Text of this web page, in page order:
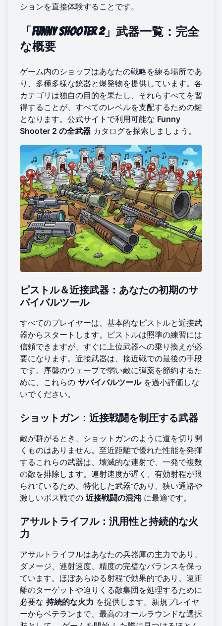
ションを直接体験することです。
「Funny Shooter 2」武器一覧：完全
な概要
ゲーム内のショップはあなたの戦略を練る場所であ
り、多種多様な銃器と爆発物を提供しています。各
カテゴリは独自の目的を果たし、それらすべてを習
得することが、すべてのレベルを支配するための鍵
となります。公式サイトで利用可能な Funny
Shooter 2 の全武器 カタログを探索しましょう。
ピストル＆近接武器：あなたの初期のサ
バイバルツール
すべてのプレイヤーは、基本的なピストルと近接武
器からスタートします。ピストルは照準の練習には
信頼できますが、すぐに上位武器への乗り換えが必
要になります。近接武器は、接近戦での最後の手段
です。序盤のウェーブで弱い敵に弾薬を節約するた
めに、これらの サバイバルツールを過小評価しな
いでください。
ショットガン：近接戦闘を制圧する武器
敵が群がるとき、ショットガンのように道を切り開
くものはありません。至近距離で優れた性能を発揮
するこれらの武器は、壊滅的な連射で、一発で複数
の敵を排除します。連射速度が遅く、有効射程が限
られているため、特化した武器であり、狭い通路や
激しいボス戦での 近接戦闘の混沌に最適です。
アサルトライフル：汎用性と持続的な火
力
アサルトライフルはあなたの兵器庫の主力であり、
ダメージ、連射速度、精度の完璧なバランスを保っ
ています。ほぼあらゆる射程で効果的であり、遠距
離のターゲットや迫りくる敵集団を処理するために
必要な 持続的な火力 を提供します。新規プレイヤ
ーからベテランまで、最高のオールラウンドな選択